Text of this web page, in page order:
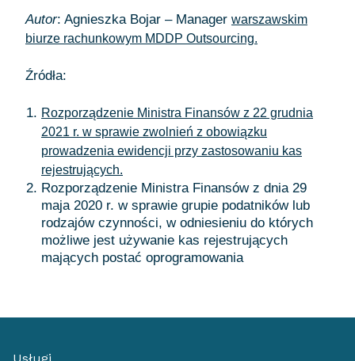
Autor: Agnieszka Bojar – Manager warszawskim
biurze rachunkowym MDDP Outsourcing.
Źródła:
Rozporządzenie Ministra Finansów z 22 grudnia
2021 r. w sprawie zwolnień z obowiązku
prowadzenia ewidencji przy zastosowaniu kas
rejestrujących.
Rozporządzenie Ministra Finansów z dnia 29
maja 2020 r. w sprawie grupie podatników lub
rodzajów czynności, w odniesieniu do których
możliwe jest używanie kas rejestrujących
mających postać oprogramowania